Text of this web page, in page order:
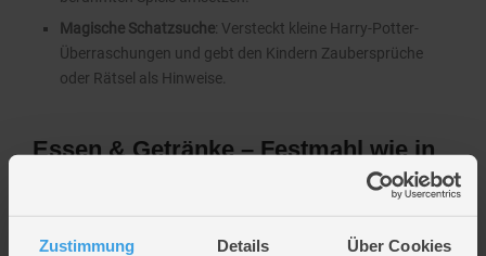
Zustimmung Details Über Cookies
Magische Schatzsuche: Versteckt kleine Harry-Potter-
Überraschungen und gebt den Kindern Zaubersprüche
oder Rätsel als Hinweise.
Essen & Getränke – Festmahl wie in